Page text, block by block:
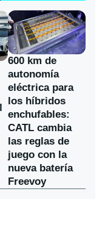
600 km de
autonomía
eléctrica para
los híbridos
enchufables:
CATL cambia
las reglas de
juego con la
nueva batería
Freevoy